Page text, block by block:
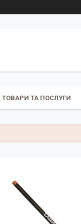
ТОВАРИ ТА ПОСЛУГИ